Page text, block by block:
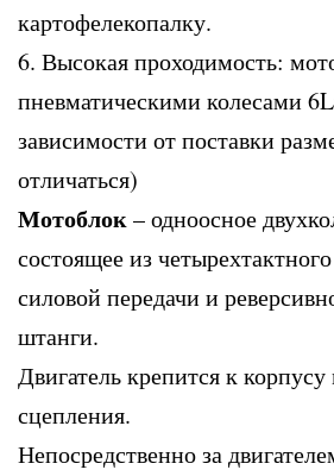
картофелекопалку.
6. Высокая проходимость:
пневматическими колесами
зависимости от поставки
отличаться)
Мотоблок– одноосное
состоящее из
силовой передачи и
штанги.
Двигатель крепится к
сцепления.
Непосредственно за